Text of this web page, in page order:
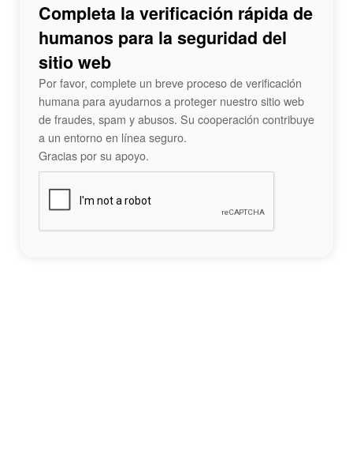
Completa la verificación rápida de
humanos para la seguridad del
sitio web
Por favor, complete un breve proceso de verificación
humana para ayudarnos a proteger nuestro sitio web
de fraudes, spam y abusos. Su cooperación contribuye
a un entorno en línea seguro.
Gracias por su apoyo.